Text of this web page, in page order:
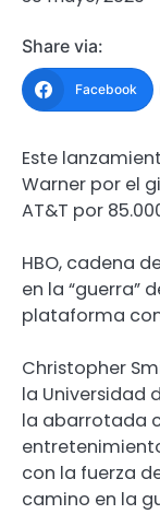
Share via:
Facebook
Este
Warner por el
AT&T por
HBO, cadena
en la “guerra”
plataforma con
Christopher
la Universidad
la abarrotada
con la fuerza
camino en la